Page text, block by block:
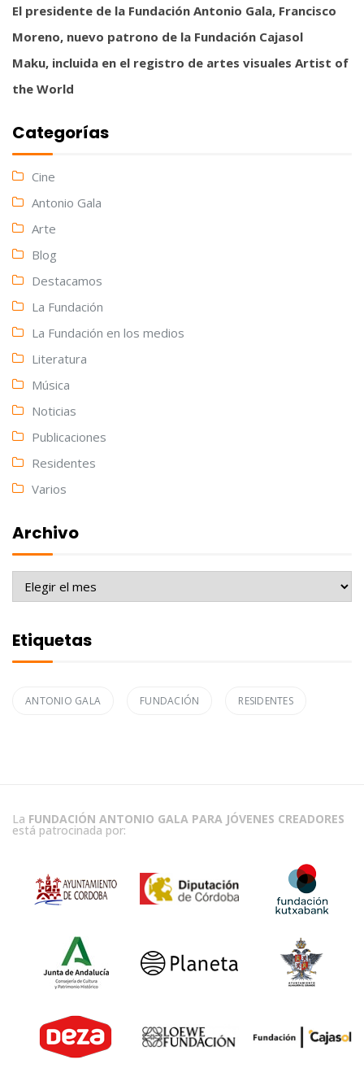
El presidente de la Fundación Antonio Gala, Francisco
Moreno, nuevo patrono de la Fundación Cajasol
Maku, incluida en el registro de artes visuales Artist of
the World
Categorías
Cine
Antonio Gala
Arte
Blog
Destacamos
La Fundación
La Fundación en los medios
Literatura
Música
Noticias
Publicaciones
Residentes
Varios
Archivo
Archivo
Etiquetas
ANTONIO GALA FUNDACIÓN RESIDENTES
La FUNDACIÓN ANTONIO GALA PARA JÓVENES CREADORES
está patrocinada por: